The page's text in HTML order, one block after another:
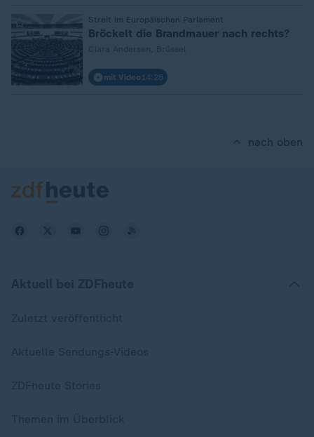
Streit im Europäischen Parlament
:
Bröckelt die Brandmauer nach rechts?
mit Video 14:28
nach oben